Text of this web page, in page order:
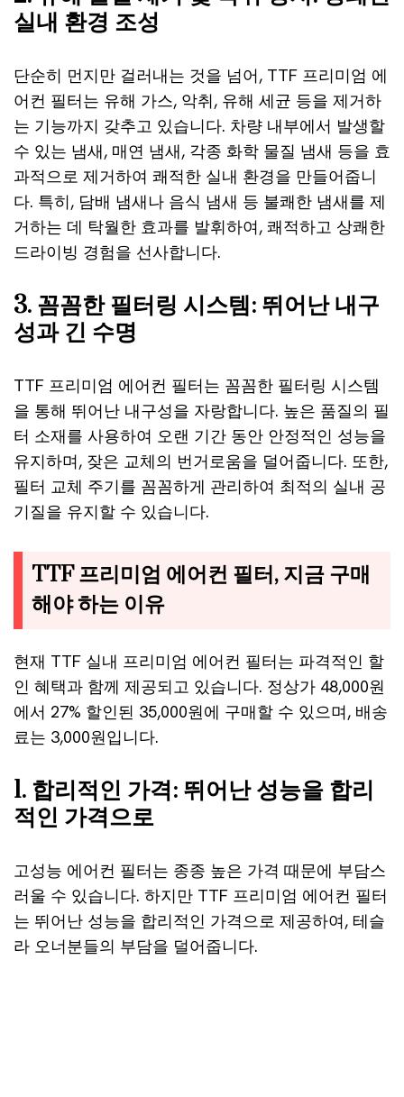
실내 환경 조성
단순히 먼지만 걸러내는 것을 넘어, TTF 프리미엄 에
어컨 필터는 유해 가스, 악취, 유해 세균 등을 제거하
는 기능까지 갖추고 있습니다. 차량 내부에서 발생할
수 있는 냄새, 매연 냄새, 각종 화학 물질 냄새 등을 효
과적으로 제거하여 쾌적한 실내 환경을 만들어줍니
다. 특히, 담배 냄새나 음식 냄새 등 불쾌한 냄새를 제
거하는 데 탁월한 효과를 발휘하여, 쾌적하고 상쾌한
드라이빙 경험을 선사합니다.
3. 꼼꼼한 필터링 시스템: 뛰어난 내구
성과 긴 수명
TTF 프리미엄 에어컨 필터는 꼼꼼한 필터링 시스템
을 통해 뛰어난 내구성을 자랑합니다. 높은 품질의 필
터 소재를 사용하여 오랜 기간 동안 안정적인 성능을
유지하며, 잦은 교체의 번거로움을 덜어줍니다. 또한,
필터 교체 주기를 꼼꼼하게 관리하여 최적의 실내 공
기질을 유지할 수 있습니다.
TTF 프리미엄 에어컨 필터, 지금 구매
해야 하는 이유
현재 TTF 실내 프리미엄 에어컨 필터는 파격적인 할
인 혜택과 함께 제공되고 있습니다. 정상가 48,000원
에서 27% 할인된 35,000원에 구매할 수 있으며, 배송
료는 3,000원입니다.
1. 합리적인 가격: 뛰어난 성능을 합리
적인 가격으로
고성능 에어컨 필터는 종종 높은 가격 때문에 부담스
러울 수 있습니다. 하지만 TTF 프리미엄 에어컨 필터
는 뛰어난 성능을 합리적인 가격으로 제공하여, 테슬
라 오너분들의 부담을 덜어줍니다.